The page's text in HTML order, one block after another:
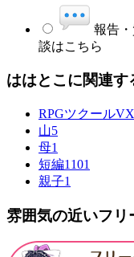
報告・
談はこちら
ははとこに関連す
RPGツクールVX
山5
母1
短編1101
親子1
雰囲気の近いフリ